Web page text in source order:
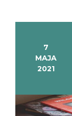
7
MAJA
2021